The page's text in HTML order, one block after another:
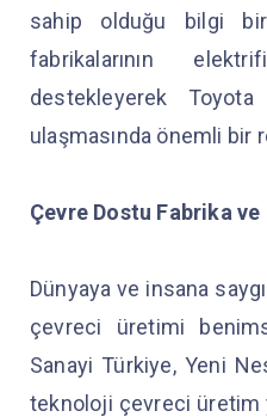
sahip olduğu bilgi
fabrikalarının
destekleyerek Toyota
ulaşmasında önemli bir
Çevre Dostu Fabrika
Dünyaya ve insana
çevreci üretimi
Sanayi Türkiye, Yeni
teknoloji çevreci üretim